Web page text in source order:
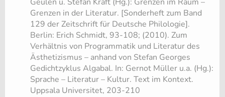
Geulen u. Stefan Kraft (Hg.): Grenzen im Raum –
Grenzen in der Literatur. [Sonderheft zum Band
129 der Zeitschrift für Deutsche Philologie].
Berlin: Erich Schmidt, 93-108; (2010). Zum
Verhältnis von Programmatik und Literatur des
Ästhetizismus – anhand von Stefan Georges
Gedichtzyklus Algabal. In: Gernot Müller u.a. (Hg.):
Sprache – Literatur – Kultur. Text im Kontext.
Uppsala Universitet, 203-210